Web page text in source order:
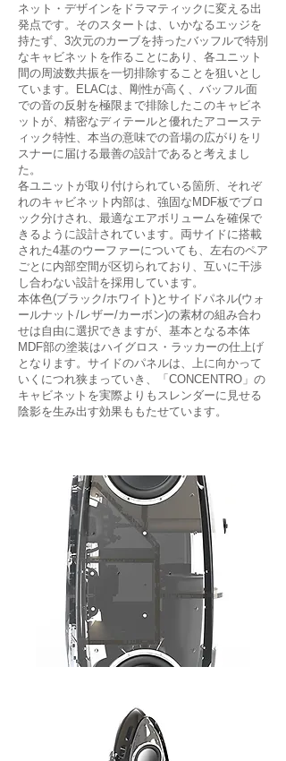
ネット・デザインをドラマティックに変える出
発点です。そのスタートは、いかなるエッジを
持たず、3次元のカーブを持ったバッフルで特別
なキャビネットを作ることにあり、各ユニット
間の周波数共振を一切排除することを狙いとし
ています。ELACは、剛性が高く、バッフル面
での音の反射を極限まで排除したこのキャビネ
ットが、精密なディテールと優れたアコーステ
ィック特性、本当の意味での音場の広がりをリ
スナーに届ける最善の設計であると考えまし
た。
各ユニットが取り付けられている箇所、それぞ
れのキャビネット内部は、強固なMDF板でブロ
ック分けされ、最適なエアボリュームを確保で
きるように設計されています。両サイドに搭載
された4基のウーファーについても、左右のペア
ごとに内部空間が区切られており、互いに干渉
し合わない設計を採用しています。
本体色(ブラック/ホワイト)とサイドパネル(ウォ
ールナット/レザー/カーボン)の素材の組み合わ
せは自由に選択できますが、基本となる本体
MDF部の塗装はハイグロス・ラッカーの仕上げ
となります。サイドのパネルは、上に向かって
いくにつれ狭まっていき、「CONCENTRO」の
キャビネットを実際よりもスレンダーに見せる
陰影を生み出す効果ももたせています。